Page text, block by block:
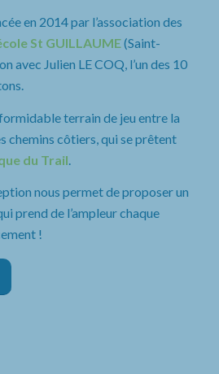
en 2014 par l’association des
St GUILLAUME(Saint-
avec Julien LE COQ, l’un des 10
terrain de jeu entre la
chemins côtiers, qui se prêtent
du Trail
nous permet de proposer un
prend de l’ampleur chaque
!